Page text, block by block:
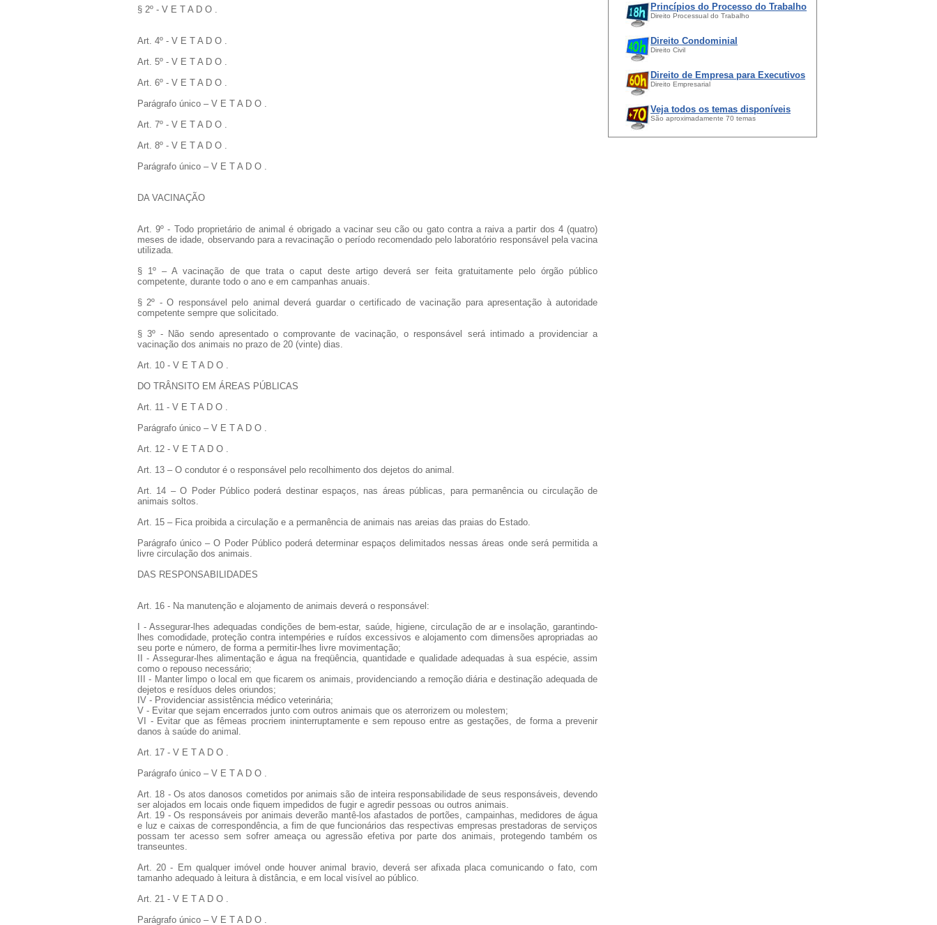
Princípios do Processo do Trabalho
Direito Processual do Trabalho
Direito Condominial
Direito Civil
Direito de Empresa para Executivos
Direito Empresarial
Veja todos os temas disponíveis
São aproximadamente 70 temas
§ 2º - V E T A D O .
Art. 4º - V E T A D O .
Art. 5º - V E T A D O .
Art. 6º - V E T A D O .
Parágrafo único – V E T A D O .
Art. 7º - V E T A D O .
Art. 8º - V E T A D O .
Parágrafo único – V E T A D O .
DA VACINAÇÃO
Art. 9º - Todo proprietário de animal é obrigado a vacinar seu cão ou gato contra a raiva a partir dos 4 (quatro)
meses de idade, observando para a revacinação o período recomendado pelo laboratório responsável pela vacina
utilizada.
§ 1º – A vacinação de que trata o caput deste artigo deverá ser feita gratuitamente pelo órgão público
competente, durante todo o ano e em campanhas anuais.
§ 2º - O responsável pelo animal deverá guardar o certificado de vacinação para apresentação à autoridade
competente sempre que solicitado.
§ 3º - Não sendo apresentado o comprovante de vacinação, o responsável será intimado a providenciar a
vacinação dos animais no prazo de 20 (vinte) dias.
Art. 10 - V E T A D O .
DO TRÂNSITO EM ÁREAS PÚBLICAS
Art. 11 - V E T A D O .
Parágrafo único – V E T A D O .
Art. 12 - V E T A D O .
Art. 13 – O condutor é o responsável pelo recolhimento dos dejetos do animal.
Art. 14 – O Poder Público poderá destinar espaços, nas áreas públicas, para permanência ou circulação de
animais soltos.
Art. 15 – Fica proibida a circulação e a permanência de animais nas areias das praias do Estado.
Parágrafo único – O Poder Público poderá determinar espaços delimitados nessas áreas onde será permitida a
livre circulação dos animais.
DAS RESPONSABILIDADES
Art. 16 - Na manutenção e alojamento de animais deverá o responsável:
I - Assegurar-lhes adequadas condições de bem-estar, saúde, higiene, circulação de ar e insolação, garantindo-
lhes comodidade, proteção contra intempéries e ruídos excessivos e alojamento com dimensões apropriadas ao
seu porte e número, de forma a permitir-lhes livre movimentação;
II - Assegurar-lhes alimentação e água na freqüência, quantidade e qualidade adequadas à sua espécie, assim
como o repouso necessário;
III - Manter limpo o local em que ficarem os animais, providenciando a remoção diária e destinação adequada de
dejetos e resíduos deles oriundos;
IV - Providenciar assistência médico veterinária;
V - Evitar que sejam encerrados junto com outros animais que os aterrorizem ou molestem;
VI - Evitar que as fêmeas procriem ininterruptamente e sem repouso entre as gestações, de forma a prevenir
danos à saúde do animal.
Art. 17 - V E T A D O .
Parágrafo único – V E T A D O .
Art. 18 - Os atos danosos cometidos por animais são de inteira responsabilidade de seus responsáveis, devendo
ser alojados em locais onde fiquem impedidos de fugir e agredir pessoas ou outros animais.
Art. 19 - Os responsáveis por animais deverão mantê-los afastados de portões, campainhas, medidores de água
e luz e caixas de correspondência, a fim de que funcionários das respectivas empresas prestadoras de serviços
possam ter acesso sem sofrer ameaça ou agressão efetiva por parte dos animais, protegendo também os
transeuntes.
Art. 20 - Em qualquer imóvel onde houver animal bravio, deverá ser afixada placa comunicando o fato, com
tamanho adequado à leitura à distância, e em local visível ao público.
Art. 21 - V E T A D O .
Parágrafo único – V E T A D O .